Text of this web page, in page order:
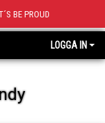
BE PROUD
LOGGA IN